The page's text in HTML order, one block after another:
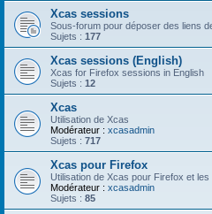
Xcas sessions
Sous-forum pour déposer des liens
Sujets : 177
Xcas sessions (English)
Xcas for Firefox sessions in English
Sujets : 12
Xcas
Utilisation de Xcas
Modérateur : xcasadmin
Sujets : 717
Xcas pour Firefox
Utilisation de Xcas pour Firefox et
Modérateur : xcasadmin
Sujets : 85